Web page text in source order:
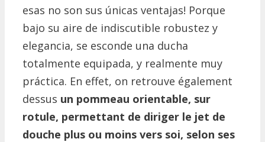
esas no son sus únicas ventajas! Porque
bajo su aire de indiscutible robustez y
elegancia, se esconde una ducha
totalmente equipada, y realmente muy
práctica. En effet, on retrouve également
dessus un pommeau orientable, sur
rotule, permettant de diriger le jet de
douche plus ou moins vers soi, selon ses